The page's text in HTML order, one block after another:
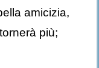
amicizia,
più;